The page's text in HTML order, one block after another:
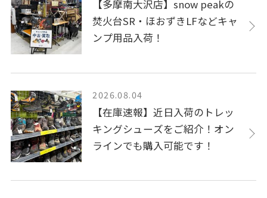
【多摩南大沢店】snow peakの
焚火台SR・ほおずきLFなどキャ
ンプ用品入荷！
【在庫速報】近日入荷のトレッ
キングシューズをご紹介！オン
ラインでも購入可能です！
2026.08.04